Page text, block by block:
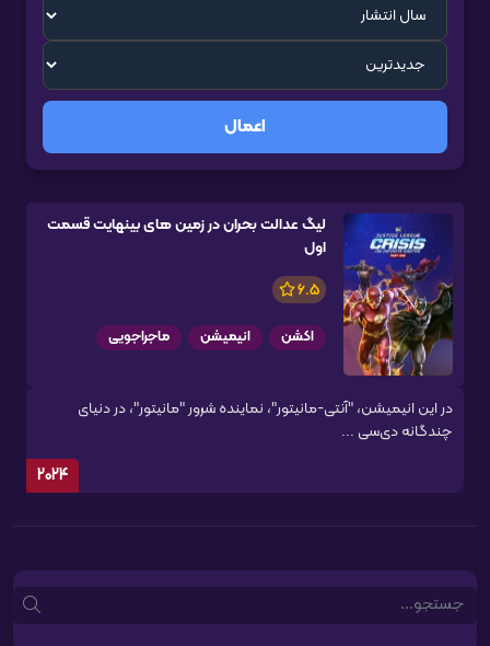
اعمال
لیگ عدالت بحران در زمین های بینهایت قسمت
اول
6.5
اکشن انیمیشن ماجراجویی
در این انیمیشن، "آنتی-مانیتور"، نماینده شرور "مانیتور"، در دنیای
چندگانه دی‌سی ...
2024
Search